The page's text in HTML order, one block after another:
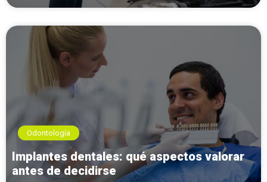
Odontología
Implantes dentales: qué aspectos valorar
antes de decidirse